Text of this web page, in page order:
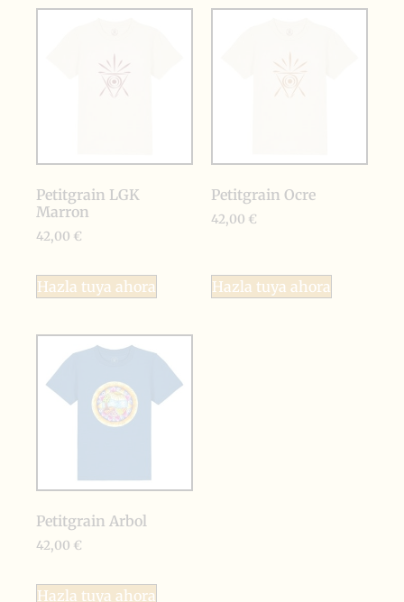
Petitgrain LGK
Marron
42,00 €
Hazla tuya ahora
Petitgrain Ocre
42,00 €
Hazla tuya ahora
Petitgrain Arbol
42,00 €
Hazla tuya ahora